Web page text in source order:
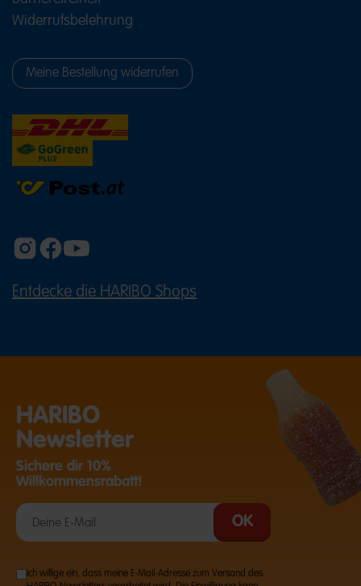
Widerrufsbelehrung
Meine Bestellung widerrufen
Entdecke die HARIBO Shops
HARIBO
Newsletter
Sichere dir 10%
Willkommensrabatt!
Ich willige ein, dass meine E-Mail-Adresse zum Versand des